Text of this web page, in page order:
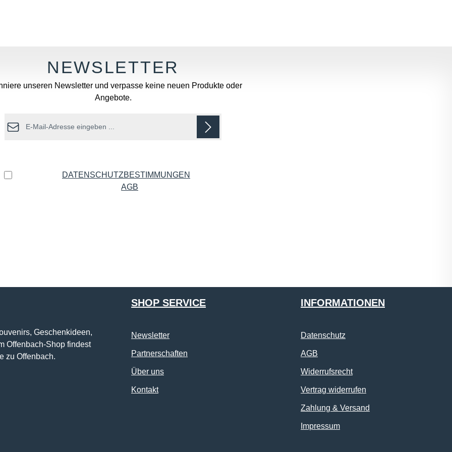
unseren Newsletter und verpasse keine neuen Produkte oder
Angebote.
DATENSCHUTZBESTIMMUNGEN
AGB
Geschenkideen,
Offenbach-Shop findest
zu Offenbach.
SHOP SERVICE
Newsletter
Partnerschaften
Über uns
Kontakt
INFORMATIONEN
Datenschutz
AGB
Widerrufsrecht
Vertrag widerrufen
Zahlung & Versand
Impressum